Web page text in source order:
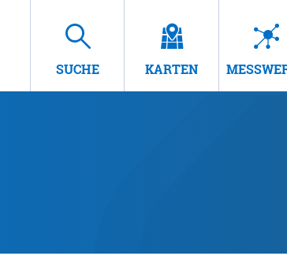
SUCHE KARTEN